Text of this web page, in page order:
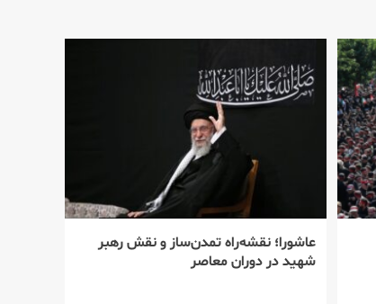
عاشورا؛ نقشه‌راه تمدن‌ساز و نقش رهبر
شهید در دوران معاصر